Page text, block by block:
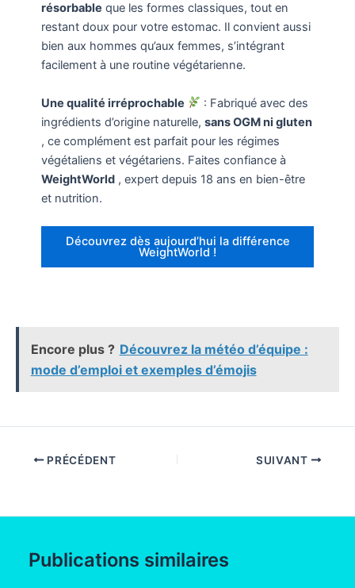
résorbable que les formes classiques, tout en
restant doux pour votre estomac. Il convient aussi
bien aux hommes qu’aux femmes, s’intégrant
facilement à une routine végétarienne.
Une qualité irréprochable
: Fabriqué avec des
ingrédients d’origine naturelle, sans OGM ni gluten
, ce complément est parfait pour les régimes
végétaliens et végétariens. Faites confiance à
WeightWorld, expert depuis 18 ans en bien-être
et nutrition.
Découvrez dès aujourd’hui la différence
WeightWorld !
Encore plus ? Découvrez la météo d’équipe :
mode d’emploi et exemples d’émojis
PRÉCÉDENT SUIVANT
Publications similaires